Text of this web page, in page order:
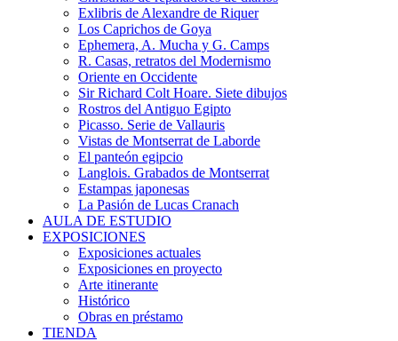
Exlibris de Alexandre de Riquer
Los Caprichos de Goya
Ephemera, A. Mucha y G. Camps
R. Casas, retratos del Modernismo
Oriente en Occidente
Sir Richard Colt Hoare. Siete dibujos
Rostros del Antiguo Egipto
Picasso. Serie de Vallauris
Vistas de Montserrat de Laborde
El panteón egipcio
Langlois. Grabados de Montserrat
Estampas japonesas
La Pasión de Lucas Cranach
AULA DE ESTUDIO
EXPOSICIONES
Exposiciones actuales
Exposiciones en proyecto
Arte itinerante
Histórico
Obras en préstamo
TIENDA